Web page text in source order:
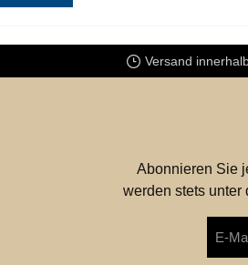
Versand
Abonnieren Sie
werden stets unter
Mail-